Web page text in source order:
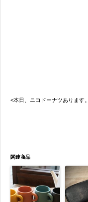
<本日、ニコドーナツあります。
関連商品